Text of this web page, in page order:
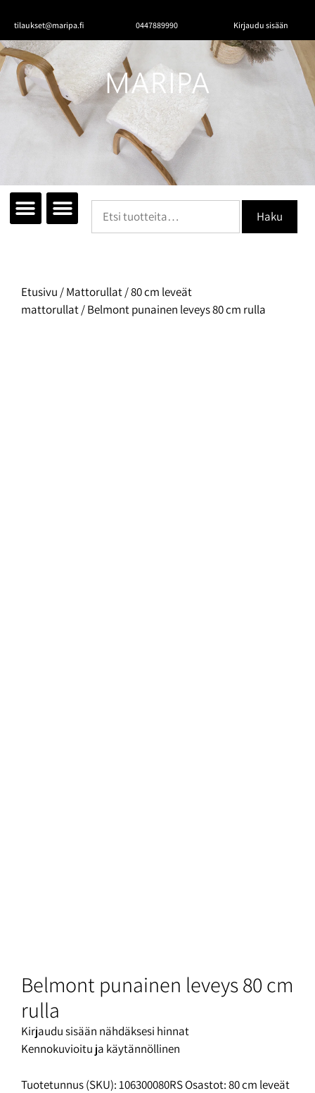
tilaukset@maripa.fi 0447889990 Kirjaudu sisään
Haku
Etusivu /Mattorullat/80 cm leveät
mattorullat/ Belmont punainen leveys 80 cm rulla
Belmont punainen leveys 80 cm
rulla
Kirjaudu sisään nähdäksesi hinnat
Kennokuvioitu ja käytännöllinen
Tuotetunnus (SKU):106300080RSOsastot:80 cm leveät